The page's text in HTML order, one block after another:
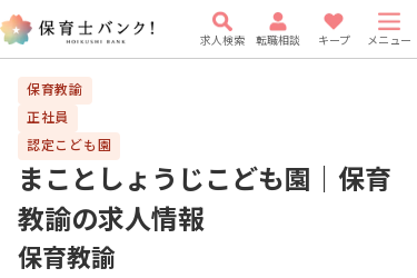
求人検索 転職相談 キープ メニュー
保育教諭
正社員
認定こども園
まことしょうじこども園｜保育
教諭の求人情報
保育教諭